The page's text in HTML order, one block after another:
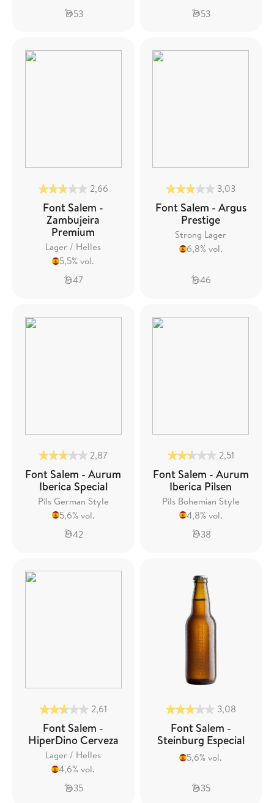
53
53
2,66
Font Salem -
Zambujeira
Premium
Lager / Helles
5,5% vol.
47
3,03
Font Salem - Argus
Prestige
Strong Lager
6,8% vol.
46
2,87
Font Salem - Aurum
Iberica Special
Pils German Style
5,6% vol.
42
2,51
Font Salem - Aurum
Iberica Pilsen
Pils Bohemian Style
4,8% vol.
38
2,61
Font Salem -
HiperDino Cerveza
Lager / Helles
4,6% vol.
35
3,08
Font Salem -
Steinburg Especial
5,6% vol.
35